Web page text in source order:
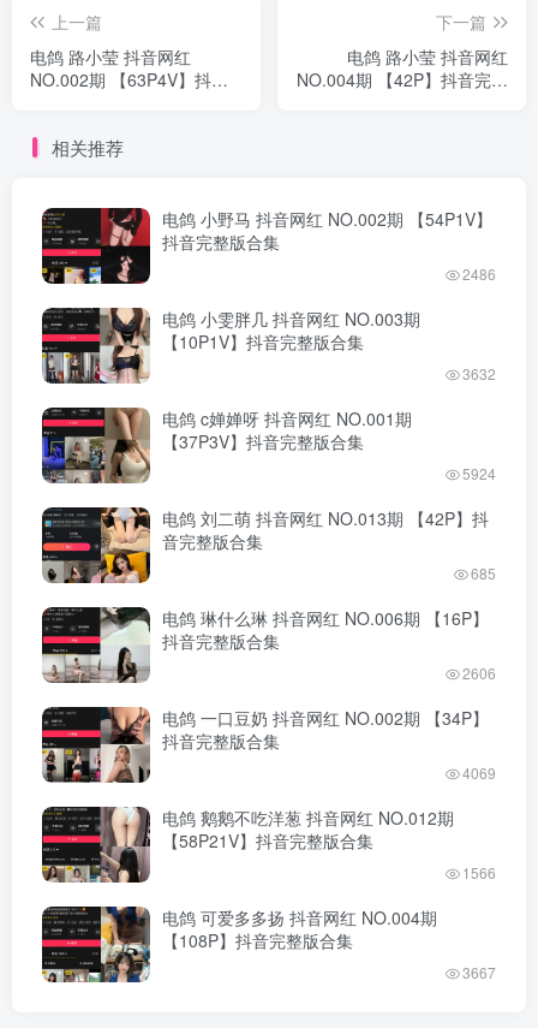
上一篇
电鸽 路小莹 抖音网红
NO.002期 【63P4V】抖音
下一篇
电鸽 路小莹 抖音网红
NO.004期 【42P】抖音完整
相关推荐
电鸽 小野马 抖音网红 NO.002期 【54P1V】
抖音完整版合集
2486
电鸽 小雯胖几 抖音网红 NO.003期
【10P1V】抖音完整版合集
3632
电鸽 c婵婵呀 抖音网红 NO.001期
【37P3V】抖音完整版合集
5924
电鸽 刘二萌 抖音网红 NO.013期 【42P】抖
音完整版合集
685
电鸽 琳什么琳 抖音网红 NO.006期 【16P】
抖音完整版合集
2606
电鸽 一口豆奶 抖音网红 NO.002期 【34P】
抖音完整版合集
4069
电鸽 鹅鹅不吃洋葱 抖音网红 NO.012期
【58P21V】抖音完整版合集
1566
电鸽 可爱多多扬 抖音网红 NO.004期
【108P】抖音完整版合集
3667